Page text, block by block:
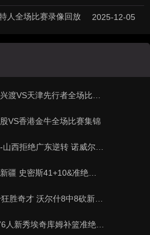
人全场比赛录像回放 2025-12-05
天津先行者全场比赛集锦
VS香港金牛全场比赛集锦
逆转 诺威尔29+6 张宁19分 徐杰25+11
斯41+10&准绝杀 李炎哲20+7
8中8砍新高22分 怀特30+9 白魔11中2
补篮准绝杀勇士！马克西钉板拒绝反绝杀